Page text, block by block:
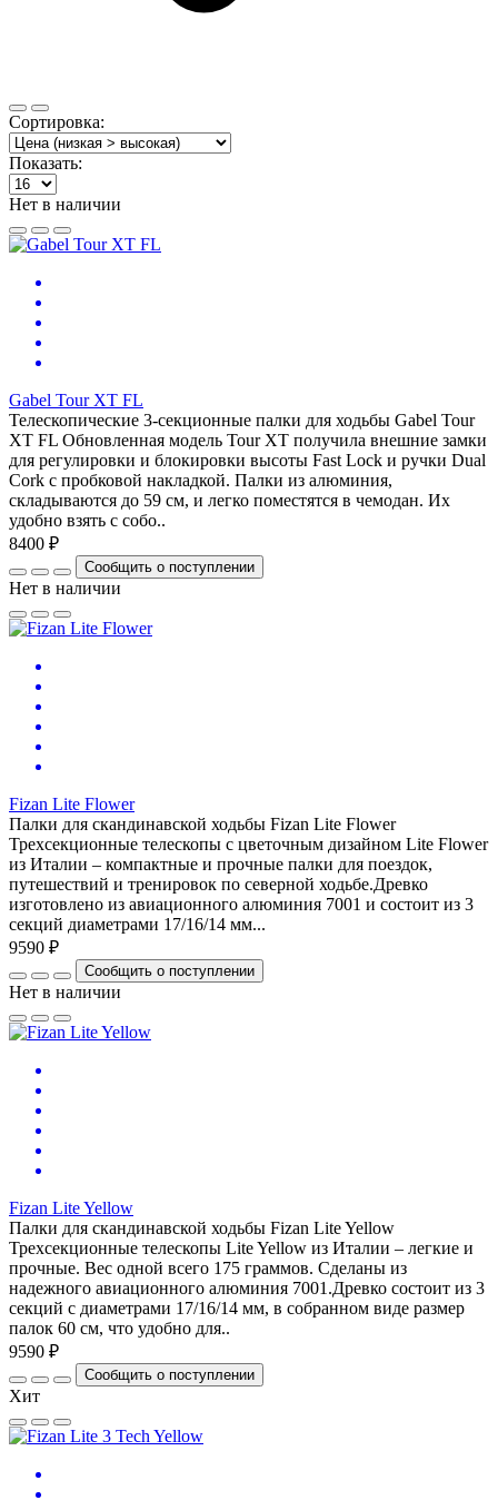
Сортировка:
Показать:
Нет в наличии
Gabel Tour XT FL
Телескопические 3-секционные палки для ходьбы Gabel Tour
XT FL Обновленная модель Tour XT получила внешние замки
для регулировки и блокировки высоты Fast Lock и ручки Dual
Cork с пробковой накладкой. Палки из алюминия,
складываются до 59 см, и легко поместятся в чемодан. Их
удобно взять с собо..
8400 ₽
Сообщить о поступлении
Нет в наличии
Fizan Lite Flower
Палки для скандинавской ходьбы Fizan Lite Flower
Трехсекционные телескопы с цветочным дизайном Lite Flower
из Италии – компактные и прочные палки для поездок,
путешествий и тренировок по северной ходьбе.Древко
изготовлено из авиационного алюминия 7001 и состоит из 3
секций диаметрами 17/16/14 мм...
9590 ₽
Сообщить о поступлении
Нет в наличии
Fizan Lite Yellow
Палки для скандинавской ходьбы Fizan Lite Yellow
Трехсекционные телескопы Lite Yellow из Италии – легкие и
прочные. Вес одной всего 175 граммов. Сделаны из
надежного авиационного алюминия 7001.Древко состоит из 3
секций с диаметрами 17/16/14 мм, в собранном виде размер
палок 60 см, что удобно для..
9590 ₽
Сообщить о поступлении
Хит